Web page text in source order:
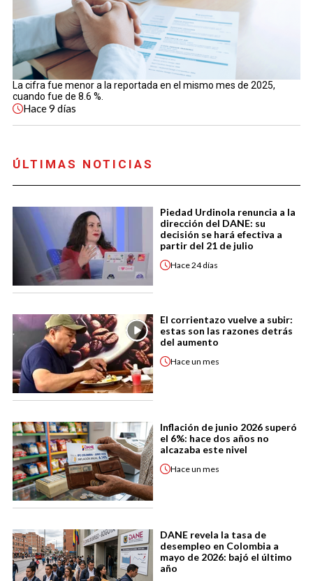
La cifra fue menor a la reportada en el mismo mes de 2025,
cuando fue de 8.6 %.
Hace9 días
ÚLTIMAS NOTICIAS
Piedad Urdinola renuncia a la
dirección del DANE: su
decisión se hará efectiva a
partir del 21 de julio
Hace24 días
El corrientazo vuelve a subir:
estas son las razones detrás
del aumento
Haceun mes
Inflación de junio 2026 superó
el 6%: hace dos años no
alcazaba este nivel
Haceun mes
DANE revela la tasa de
desempleo en Colombia a
mayo de 2026: bajó el último
año